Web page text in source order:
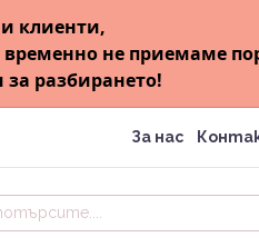
клиенти,
не приемаме
разбирането!
За нас